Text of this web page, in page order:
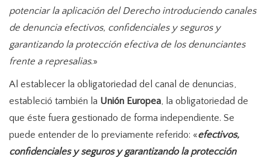
potenciar la aplicación del Derecho introduciendo canales
de denuncia efectivos, confidenciales y seguros y
garantizando la protección efectiva de los denunciantes
frente a represalias.»
Al establecer la obligatoriedad del canal de denuncias,
estableció también la Unión Europea, la obligatoriedad de
que éste fuera gestionado de forma independiente. Se
puede entender de lo previamente referido: «efectivos,
confidenciales y seguros y garantizando la protección